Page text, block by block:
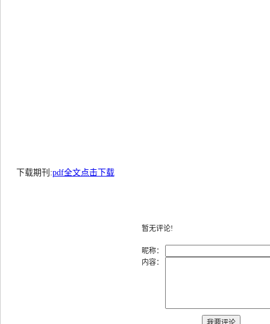
下载期刊:pdf全文点击下载
暂无评论!
昵称：
内容：